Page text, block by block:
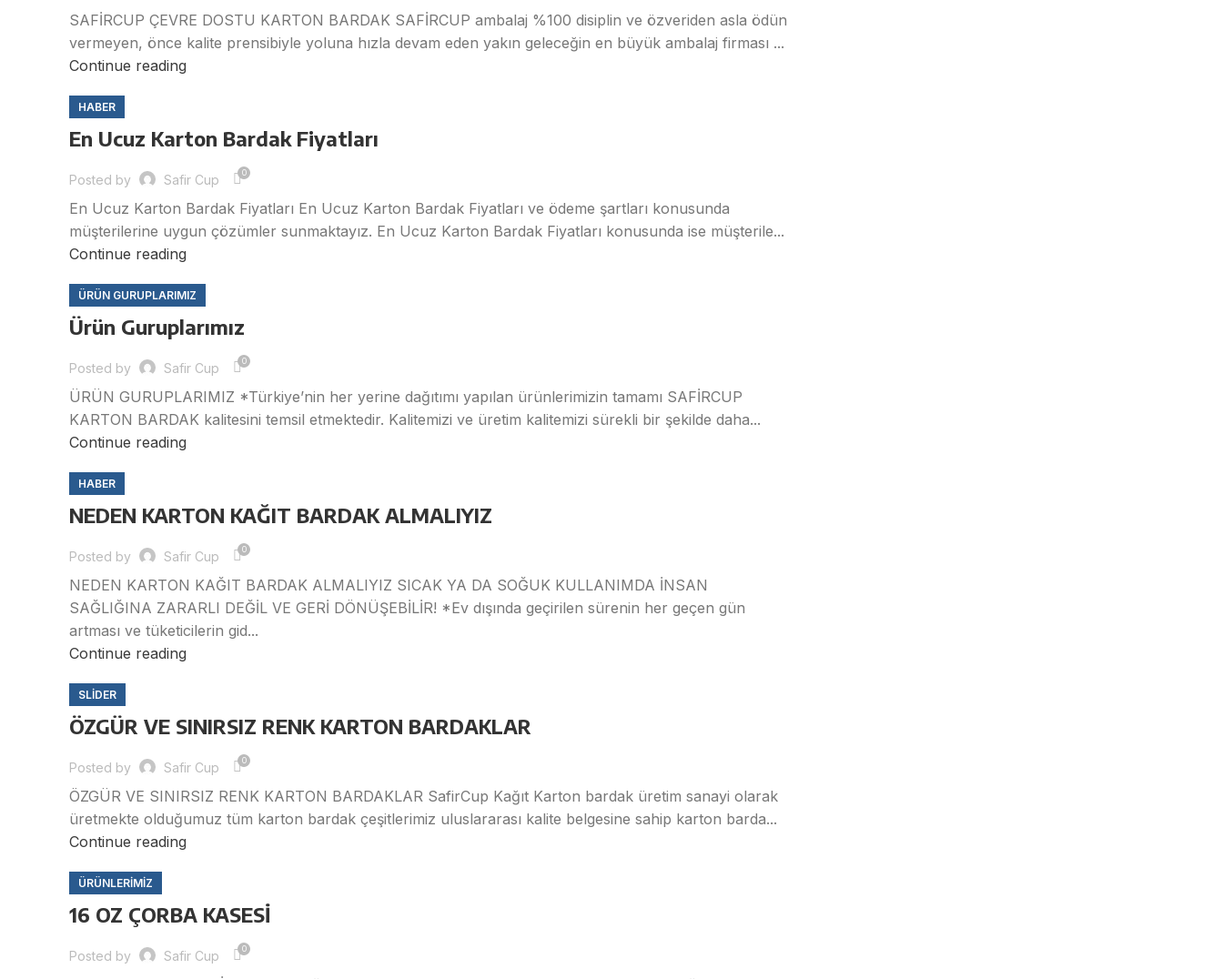
SAFİRCUP ÇEVRE DOSTU KARTON BARDAK SAFİRCUP ambalaj %100 disiplin ve özveriden asla ödün
vermeyen, önce kalite prensibiyle yoluna hızla devam eden yakın geleceğin en büyük ambalaj firması ...
Continue reading
HABER
En Ucuz Karton Bardak Fiyatları
Posted by Safir Cup 0
En Ucuz Karton Bardak Fiyatları En Ucuz Karton Bardak Fiyatları ve ödeme şartları konusunda
müşterilerine uygun çözümler sunmaktayız. En Ucuz Karton Bardak Fiyatları konusunda ise müşterile...
Continue reading
ÜRÜN GURUPLARIMIZ
Ürün Guruplarımız
Posted by Safir Cup 0
ÜRÜN GURUPLARIMIZ *Türkiye’nin her yerine dağıtımı yapılan ürünlerimizin tamamı SAFİRCUP
KARTON BARDAK kalitesini temsil etmektedir. Kalitemizi ve üretim kalitemizi sürekli bir şekilde daha...
Continue reading
HABER
NEDEN KARTON KAĞIT BARDAK ALMALIYIZ
Posted by Safir Cup 0
NEDEN KARTON KAĞIT BARDAK ALMALIYIZ SICAK YA DA SOĞUK KULLANIMDA İNSAN
SAĞLIĞINA ZARARLI DEĞİL VE GERİ DÖNÜŞEBİLİR! *Ev dışında geçirilen sürenin her geçen gün
artması ve tüketicilerin gid...
Continue reading
SLIDER
ÖZGÜR VE SINIRSIZ RENK KARTON BARDAKLAR
Posted by Safir Cup 0
ÖZGÜR VE SINIRSIZ RENK KARTON BARDAKLAR SafirCup Kağıt Karton bardak üretim sanayi olarak
üretmekte olduğumuz tüm karton bardak çeşitlerimiz uluslararası kalite belgesine sahip karton barda...
Continue reading
ÜRÜNLERİMİZ
16 OZ ÇORBA KASESİ
Posted by Safir Cup 0